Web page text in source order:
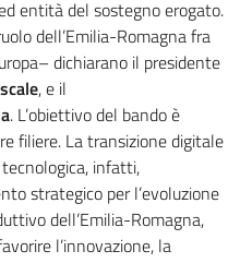
entità del sostegno erogato.
dell’Emilia-Romagna fra
dichiarano il presidente
, e il
. L’obiettivo del bando è
filiere. La transizione digitale
infatti,
strategico per l’evoluzione
dell’Emilia-Romagna,
l’innovazione, la